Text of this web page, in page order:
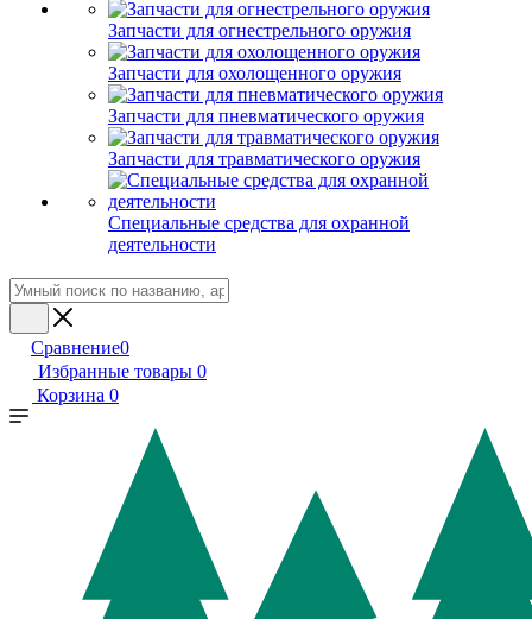
Запчасти для огнестрельного оружия
Запчасти для охолощенного оружия
Запчасти для пневматического оружия
Запчасти для травматического оружия
Специальные средства для охранной
деятельности
Сравнение0
Избранные товары 0
Корзина 0